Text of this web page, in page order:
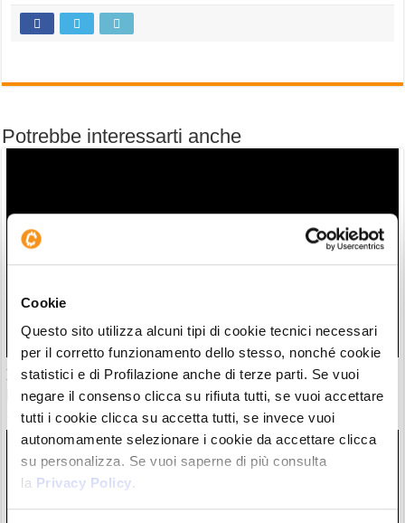
Cookie
Questo sito utilizza alcuni tipi di cookie tecnici necessari
per il corretto funzionamento dello stesso, nonché cookie
statistici e di Profilazione anche di terze parti. Se vuoi
negare il consenso clicca su rifiuta tutti, se vuoi accettare
tutti i cookie clicca su accetta tutti, se invece vuoi
autonomamente selezionare i cookie da accettare clicca
su personalizza. Se vuoi saperne di più consulta
la Privacy Policy.
Potrebbe interessarti anche
Il “nuovo Warren Buffett” crolla insieme all’AI. Da marzo
però è ancora leader
28/07/26 20:17